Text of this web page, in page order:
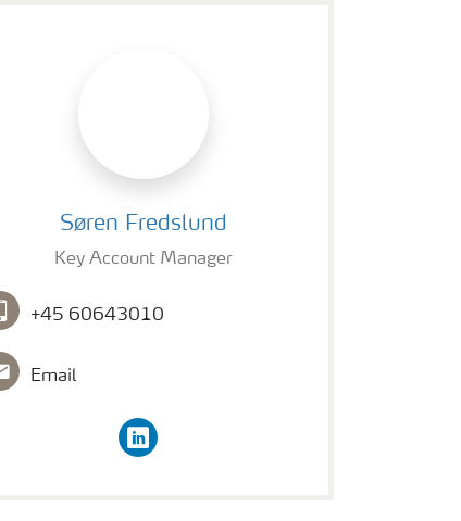
Søren Fredslund
Key Account Manager
+45 60643010
Email
linkedin